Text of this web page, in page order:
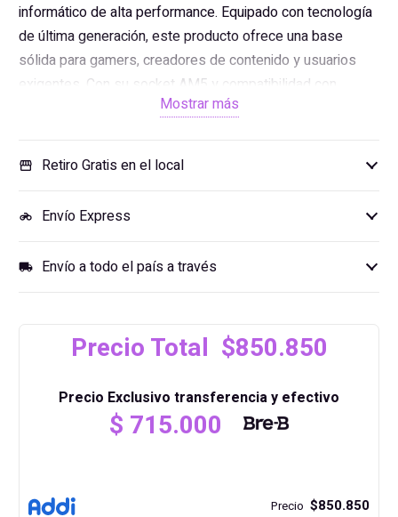
informático de alta performance. Equipado con tecnología
de última generación, este producto ofrece una base
sólida para gamers, creadores de contenido y usuarios
exigentes. Con su socket AM5 y compatibilidad con
procesadores AMD Ryzen de última generación, está
Mostrar más
storefront Retiro Gratis en el local
motorcycle Envío Express
local_shipping Envío a todo el país a través
Precio Total $850.850
Precio Exclusivo transferencia y efectivo
$ 715.000
Precio $850.850